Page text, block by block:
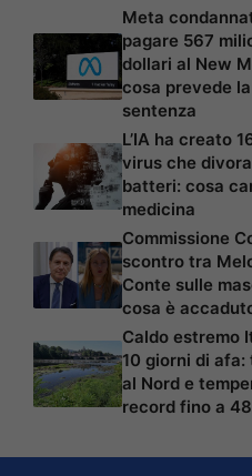
Meta
pagare 567
dollari al New
cosa prevede
sentenza
L’IA ha creato
virus che
batteri: cosa
medicina
Commissione
scontro tra
Conte sulle
cosa è
Caldo estremo
10 giorni di afa:
al Nord e
record fino a